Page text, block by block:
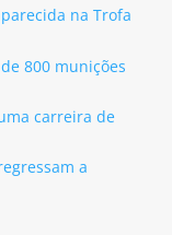
na Trofa
800 munições
carreira de
a